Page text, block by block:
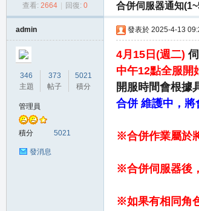
› › ›
查看: 2664 回復: 0 合併伺服器通知
admin
346
主題
373
帖子
5021
積分
管理員
積分 5021
發消息
發表於 2025-4-13
4月15日(週二)
中午12點全服開
開服時間會根據
合併 維護中，將
※合併作業屬於
※合併伺服器後
※如果有相同角